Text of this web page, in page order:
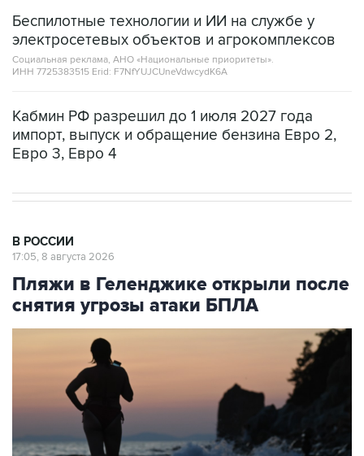
Беспилотные технологии и ИИ на службе у
электросетевых объектов и агрокомплексов
Социальная реклама, АНО «Национальные приоритеты».
ИНН 7725383515 Erid: F7NfYUJCUneVdwcydK6A
Кабмин РФ разрешил до 1 июля 2027 года
импорт, выпуск и обращение бензина Евро 2,
Евро 3, Евро 4
В РОССИИ
17:05, 8 августа 2026
Пляжи в Геленджике открыли после
снятия угрозы атаки БПЛА